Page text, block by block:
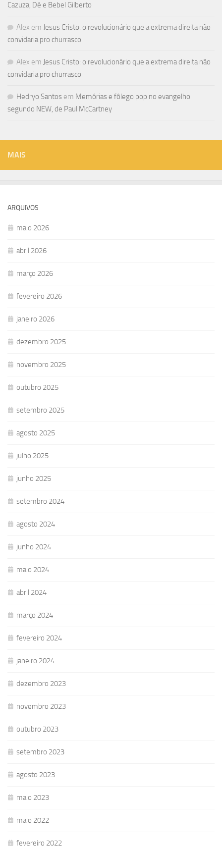
Cazuza, Dé e Bebel Gilberto
Alex em Jesus Cristo: o revolucionário que a extrema direita não
convidaria pro churrasco
Alex em Jesus Cristo: o revolucionário que a extrema direita não
convidaria pro churrasco
Hedryo Santos em Memórias e fôlego pop no evangelho
segundo NEW, de Paul McCartney
MAIS
ARQUIVOS
maio 2026
abril 2026
março 2026
fevereiro 2026
janeiro 2026
dezembro 2025
novembro 2025
outubro 2025
setembro 2025
agosto 2025
julho 2025
junho 2025
setembro 2024
agosto 2024
junho 2024
maio 2024
abril 2024
março 2024
fevereiro 2024
janeiro 2024
dezembro 2023
novembro 2023
outubro 2023
setembro 2023
agosto 2023
maio 2023
maio 2022
fevereiro 2022